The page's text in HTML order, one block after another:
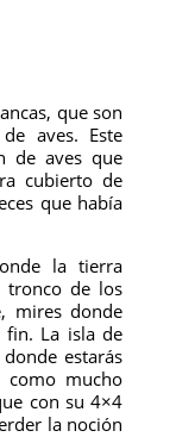
que son
aves. Este
de aves que
cubierto de
que había
la tierra
tronco de los
mires donde
fin. La isla de
estarás
mucho
con su 4×4
la noción